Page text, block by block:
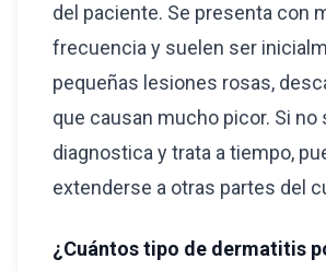
del paciente. Se presenta con
frecuencia y suelen ser
pequeñas lesiones rosas,
que causan mucho picor. Si no
diagnostica y trata a tiempo,
extenderse a otras partes del
¿Cuántos tipo de dermatitis